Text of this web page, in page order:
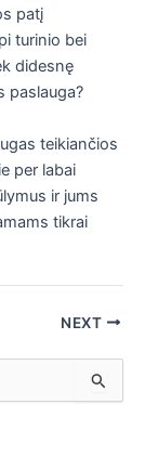
patį
turinio bei
didesnę
paslauga?
teikiančios
per labai
ir jums
tikrai
NEXT